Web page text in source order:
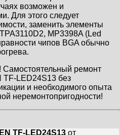
возможен и
Для этого следует
заменить элементы
MP3398A (Led
чипов BGA обычно
Самостоятельный ремонт
TF-LED24S13 без
и необходимого опыта
неремонтопригодности!
TF-LED24S13 от